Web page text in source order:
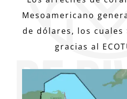
Mesoamericano
de dólares, los cuales
gracias al